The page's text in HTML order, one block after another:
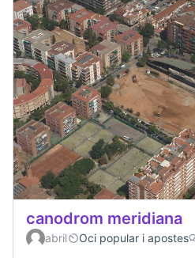
canodrom meridiana
abril Oci popular i apostes